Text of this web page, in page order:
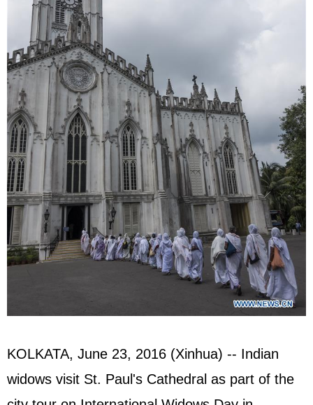
KOLKATA, June 23, 2016 (Xinhua) -- Indian
widows visit St. Paul's Cathedral as part of the